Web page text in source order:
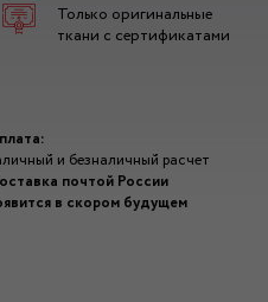
Только оригинальные
ткани с сертификатами
и безналичный расчет
почтой России
в скором будущем